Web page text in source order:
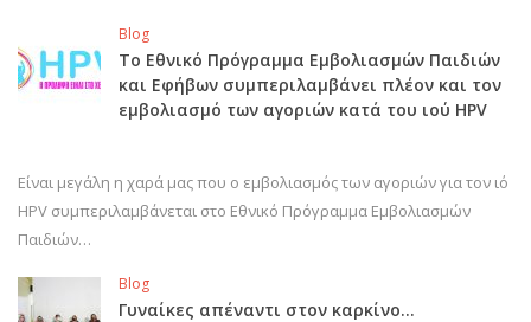
Blog
Το Εθνικό Πρόγραμμα Εμβολιασμών Παιδιών
και Εφήβων συμπεριλαμβάνει πλέον και τον
εμβολιασμό των αγοριών κατά του ιού HPV
Είναι μεγάλη η χαρά μας που ο εμβολιασμός των αγοριών για τον ιό
HPV συμπεριλαμβάνεται στο Εθνικό Πρόγραμμα Εμβολιασμών
Παιδιών…
Blog
Γυναίκες απέναντι στον καρκίνο…